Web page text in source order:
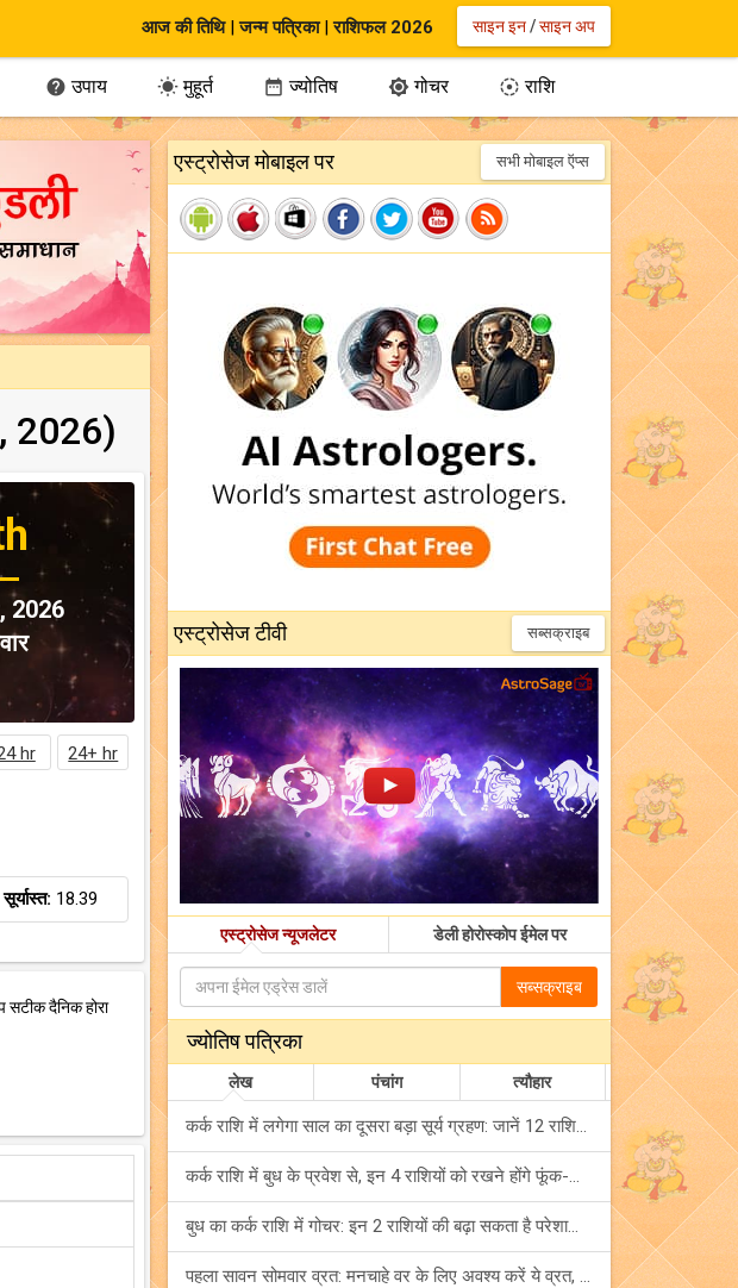
आज की तिथि|जन्म पत्रिका|राशिफल 2026 साइन इन/साइन अप
 उपाय मुहूर्त  ज्योतिष  गोचर  राशि
2026)
2026
hr 24+ hr
सूर्यास्त: 18.39
सटीक दैनिक होरा
एस्ट्रोसेज मोबाइल पर सभी मोबाइल ऍप्स
एस्ट्रोसेज टीवी सब्सक्राइब
एस्ट्रोसेज न्यूजलेटर डेली होरोस्कोप ईमेल पर
सब्सक्राइब
ज्योतिष पत्रिका
लेख पंचांग त्यौहार
कर्क राशि में लगेगा साल का दूसरा बड़ा सूर्य ग्रहण: जानें 12 राशियों पर शुभ-अशुभ प्रभाव!
कर्क राशि में बुध के प्रवेश से, इन 4 राशियों को रखने होंगे फूंक-फूंक कर कदम!
बुध का कर्क राशि में गोचर: इन 2 राशियों की बढ़ा सकता है परेशानियां, हो जाएं सावधान!
पहला सावन सोमवार व्रत: मनचाहे वर के लिए अवश्य करें ये व्रत, जानें नियम एवं पूजा विधि!